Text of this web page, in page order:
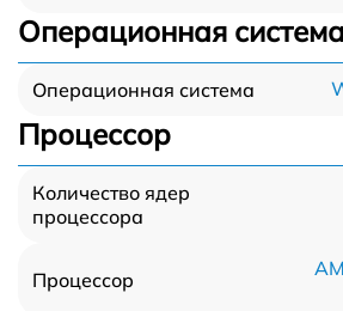
Операционная система
Операционная система
Процессор
Количество ядер
процессора
Процессор